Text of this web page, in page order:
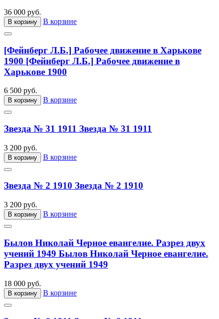
36 000 руб.
В корзину В корзине
[Фейнберг Л.Б.] Рабочее движение в Харькове
1900 [Фейнберг Л.Б.] Рабочее движение в
Харькове 1900
6 500 руб.
В корзину В корзине
Звезда № 31 1911 Звезда № 31 1911
3 200 руб.
В корзину В корзине
Звезда № 2 1910 Звезда № 2 1910
3 200 руб.
В корзину В корзине
Былов Николай Черное евангелие. Разрез двух
учений 1949 Былов Николай Черное евангелие.
Разрез двух учений 1949
18 000 руб.
В корзину В корзине